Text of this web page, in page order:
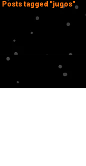
Posts tagged "jugos"